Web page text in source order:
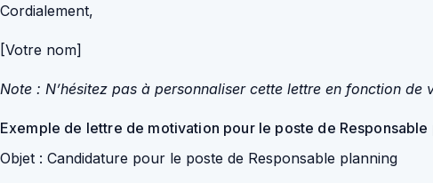
Cordialement,
[Votre nom]
Note : N’hésitez pas à personnaliser cette lettre en fonction
Exemple de lettre de motivation pour le poste de Responsable
Objet : Candidature pour le poste de Responsable planning